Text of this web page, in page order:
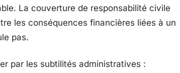
La couverture de responsabilité civile
les conséquences financières liées à un
pas.
par les subtilités administratives :